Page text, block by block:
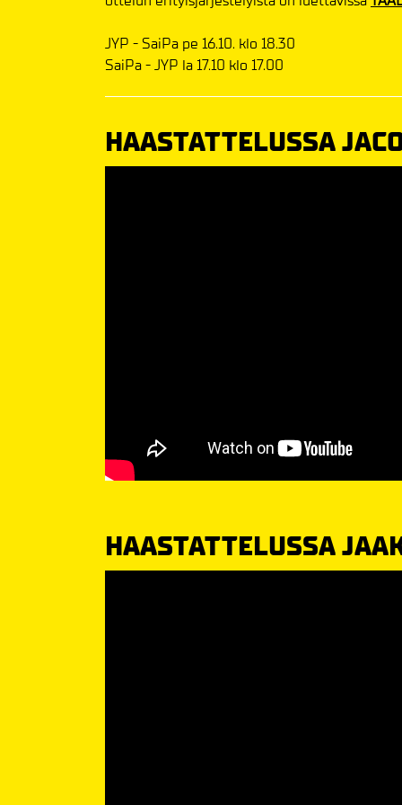
JYP - SaiPa pe 16.10. klo 18.30
SaiPa - JYP la 17.10 klo 17.00
HAASTATTELUSSA
HAASTATTELUSSA